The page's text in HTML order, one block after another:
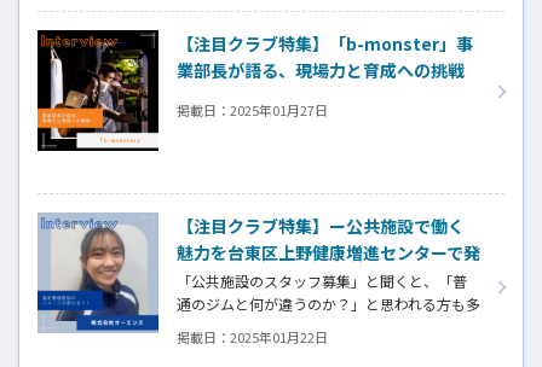
プの道が広がり、より健康的な泳ぎ方を教え
ることで未来を切り開くチャンスが待っていま
【注目クラブ特集】「b-monster」事
業部長が語る、現場力と育成への挑戦
掲載日： 2025年01月27日
【注目クラブ特集】ー公共施設で働く
魅力を台東区上野健康増進センターで発
見！ー株式会社オーエンス
「公共施設のスタッフ募集」と聞くと、「普
通のジムと何が違うのか？」と思われる方も多
スタッフとして具体的に何をするのか。実際
掲載日： 2025年01月22日